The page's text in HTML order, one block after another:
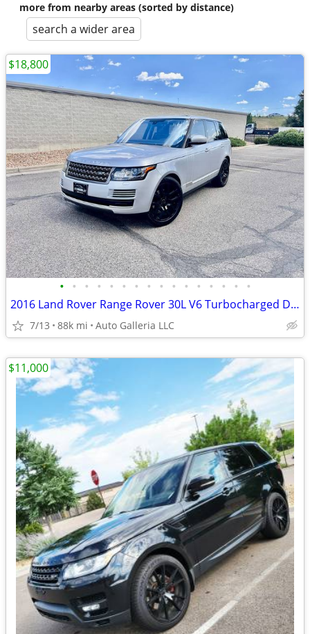
more from nearby areas (sorted by distance)
search a wider area
• • • • • • • • • • • • • • • •
2016 Land Rover Range Rover 30L V6 Turbocharged Diesel Td6 DIESEL90K4X4CLEAN TIT
7/13 88k mi Auto Galleria LLC
$18,800
$11,000